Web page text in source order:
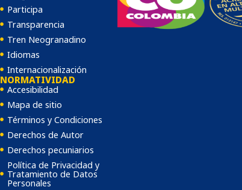
Participa
Transparencia
Tren Neogranadino
Idiomas
Internacionalización
NORMATIVIDAD
Accesibilidad
Mapa de sitio
Términos y Condiciones
Derechos de Autor
Derechos pecuniarios
Política de Privacidad y
Tratamiento de Datos
Personales